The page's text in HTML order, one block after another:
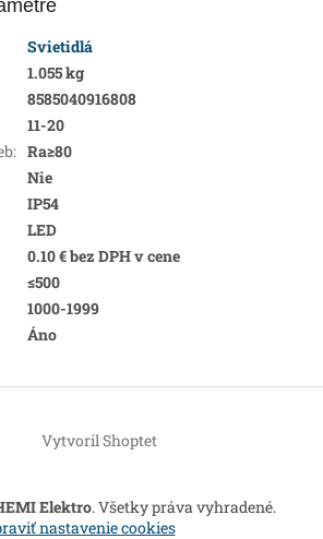
Svietidlá
1.055 kg
8585040916808
11-20
: Ra≥80
Nie
IP54
LED
0.10 € bez DPH v cene
≤500
1000-1999
Áno
Vytvoril Shoptet
Elektro. Všetky práva vyhradené.
nastavenie cookies